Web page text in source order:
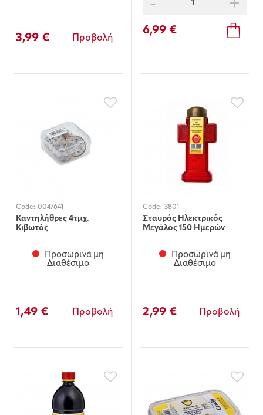
3,99 € Προβολή
6,99 €
Code: 0047641
Καντηλήθρες 4τμχ.
Κιβωτός
Προσωρινά μη
Διαθέσιμο
1,49 € Προβολή
Code: 3801
Σταυρός Ηλεκτρικός
Μεγάλος 150 Ημερών
Προσωρινά μη
Διαθέσιμο
2,99 € Προβολή